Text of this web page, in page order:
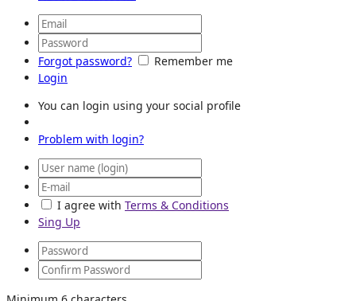
Forgot password?
Remember me
Login
You can login using your social profile
Problem with login?
I agree with Terms & Conditions
Sing Up